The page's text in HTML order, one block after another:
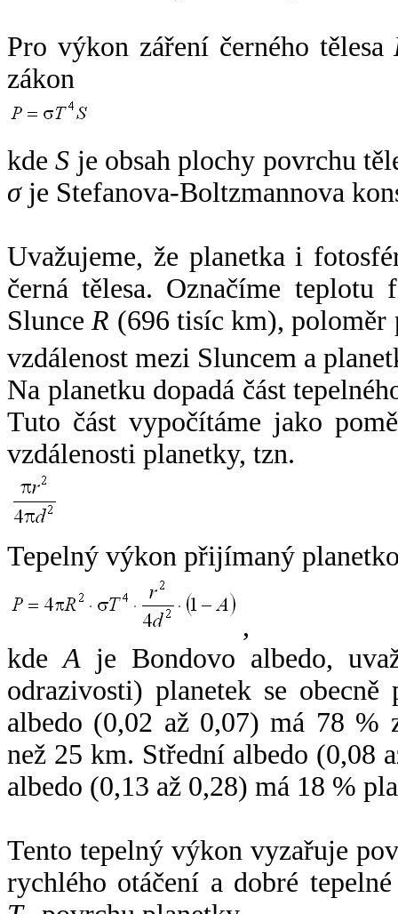
Pro výkon záření černého tělesa
zákon
kdeS je obsah plochy povrchu
σje Stefanova-Boltzmannova
Uvažujeme, že planetka i
černá tělesa. Označíme
SlunceR (696 tisíc km),
vzdálenost mezi Sluncem a
Na planetku dopadá část
Tuto část vypočítáme jako
vzdálenosti planetky, tzn.
Tepelný výkon přijímaný
,
kdeA je Bondovo albedo,
odrazivosti) planetek se
albedo (0,02 až 0,07) má 78 %
než 25 km. Střední albedo (0,08
albedo (0,13 až 0,28) má 18 %
Tento tepelný výkon vyzařuje
rychlého otáčení a dobré